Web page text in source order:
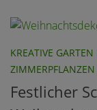
KREATIVE GARTEN
ZIMMERPFLANZEN
Festlicher